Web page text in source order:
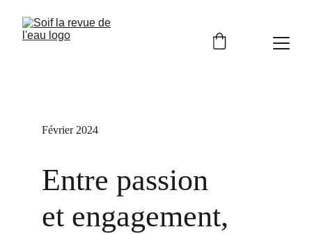
Février 2024
Entre passion
et engagement,